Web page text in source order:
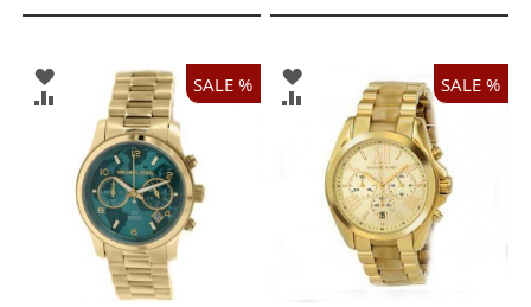
SALE %
ZUR
WUNSCHLISTE
HINZUFÜGEN
ZUR
VERGLEICHSLISTE
HINZUFÜGEN
SALE %
ZUR
WUNSCHLISTE
HINZUFÜGEN
ZUR
VERGLEICHSLISTE
HINZUFÜGEN